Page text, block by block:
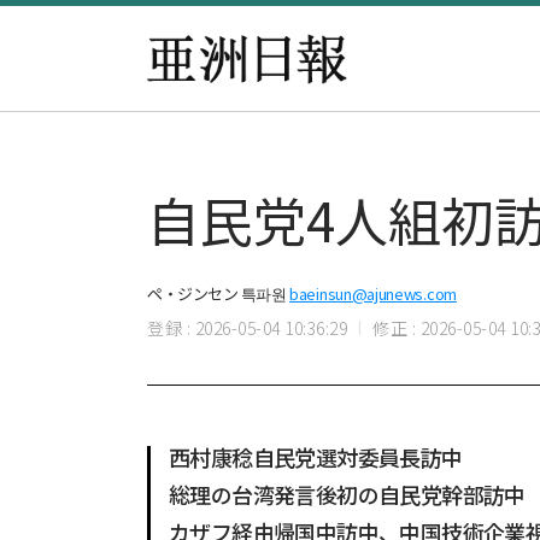
自民党4人組初
ペ・ジンセン 특파원 baeinsun@ajunews.com
登録 : 2026-05-04 10:36:29 修正 : 2026-05-04
西村康稔自民党選対委員長訪中
総理の台湾発言後初の自民党幹部訪中
カザフ経由帰国中訪中、中国技術企業